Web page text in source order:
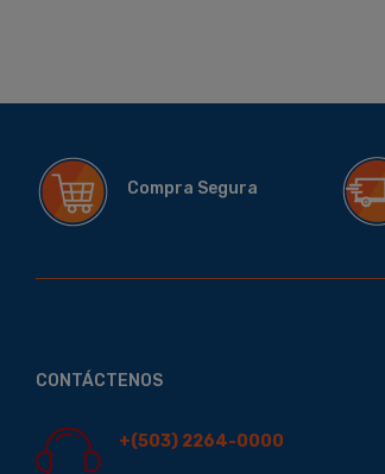
Compra Segura
CONTÁCTENOS
+(503) 2264-0000